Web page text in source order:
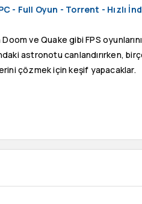
- Full Oyun - Torrent - Hızlı
ve Quake gibi FPS
astronotu canlandırırken,
çözmek için keşif yapacaklar.